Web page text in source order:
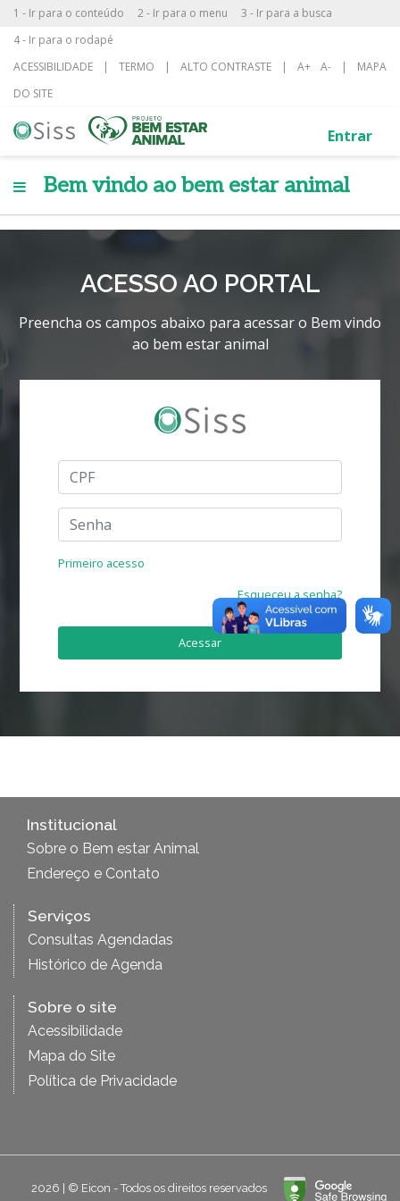
1 - Ir para o conteúdo 2 - Ir para o menu
3 - Ir para a busca
4 - Ir para o rodapé
ACESSIBILIDADE
| TERMO | ALTO CONTRASTE | A+ A- |
MAPA
DO SITE
Entrar
Bem vindo ao bem estar animal
ACESSO AO PORTAL
Preencha os campos abaixo para acessar o Bem vindo
ao bem estar animal
Primeiro acesso
Esqueceu a senha?
Acessar
Institucional
Sobre o Bem estar Animal
Endereço e Contato
Serviços
Consultas Agendadas
Histórico de Agenda
Sobre o site
Acessibilidade
Mapa do Site
Política de Privacidade
2026 | © Eicon - Todos os direitos reservados